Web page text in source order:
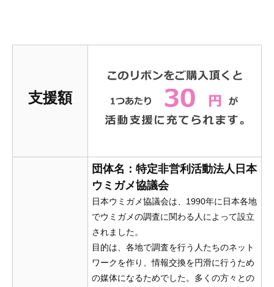
支援額
団体名：特定非営利活動法人日本
ウミガメ協議会
日本ウミガメ協議会は、1990年に日本各地
でウミガメの調査に関わる人によって設立
されました。
目的は、各地で調査を行う人たちのネット
ワークを作り、情報交換を円滑に行うため
の媒体になるためでした。多くの方々との